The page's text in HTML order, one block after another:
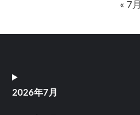
« 7月
2026年7月